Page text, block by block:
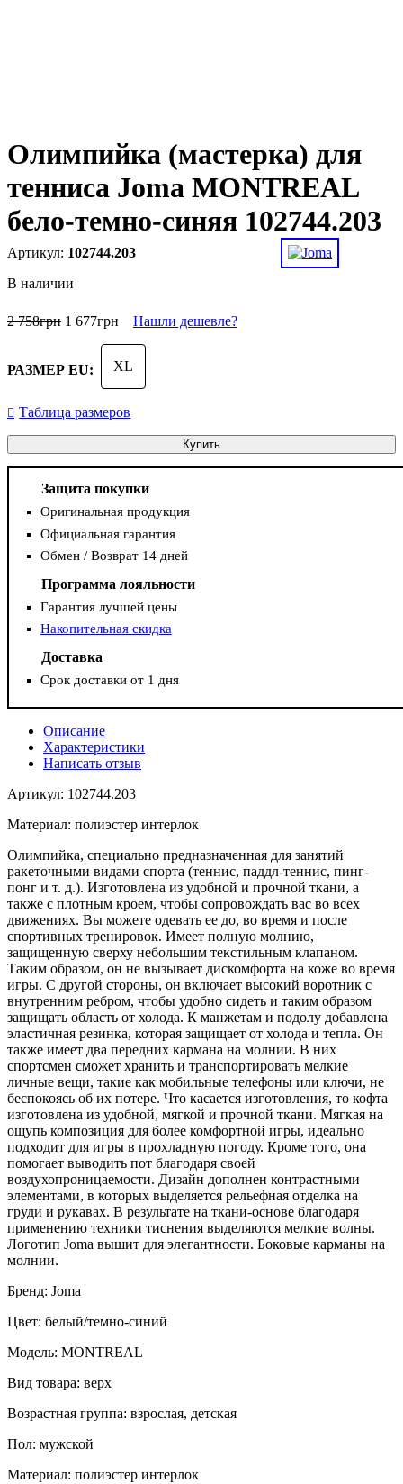
Олимпийка (мастерка) для
тенниса Joma MONTREAL
бело-темно-синяя 102744.203
102744.203
В наличии
2 758грн 1 677грн Нашли дешевле?
РАЗМЕР EU: XL
Таблица размеров
Купить
Защита покупки
Оригинальная продукция
Официальная гарантия
Обмен / Возврат 14 дней
Программа лояльности
Гарантия лучшей цены
Накопительная скидка
Доставка
Срок доставки от 1 дня
Описание
Характеристики
Написать отзыв
Артикул: 102744.203
Материал: полиэстер интерлок
Олимпийка, специально предназначенная для занятий
ракеточными видами спорта (теннис, паддл-теннис, пинг-
понг и т. д.). Изготовлена из удобной и прочной ткани, а
также с плотным кроем, чтобы сопровождать вас во всех
движениях. Вы можете одевать ее до, во время и после
спортивных тренировок. Имеет полную молнию,
защищенную сверху небольшим текстильным клапаном.
Таким образом, он не вызывает дискомфорта на коже во время
игры. С другой стороны, он включает высокий воротник с
внутренним ребром, чтобы удобно сидеть и таким образом
защищать область от холода. К манжетам и подолу добавлена
эластичная резинка, которая защищает от холода и тепла. Он
также имеет два передних кармана на молнии. В них
спортсмен сможет хранить и транспортировать мелкие
личные вещи, такие как мобильные телефоны или ключи, не
беспокоясь об их потере. Что касается изготовления, то кофта
изготовлена из удобной, мягкой и прочной ткани. Мягкая на
ощупь композиция для более комфортной игры, идеально
подходит для игры в прохладную погоду. Кроме того, она
помогает выводить пот благодаря своей
воздухопроницаемости. Дизайн дополнен контрастными
элементами, в которых выделяется рельефная отделка на
груди и рукавах. В результате на ткани-основе благодаря
применению техники тиснения выделяются мелкие волны.
Логотип Joma вышит для элегантности. Боковые карманы на
молнии.
Бренд: Joma
Цвет: белый/темно-синий
Модель: MONTREAL
Вид товара: верх
Возрастная группа: взрослая, детская
Пол: мужской
Материал: полиэстер интерлок